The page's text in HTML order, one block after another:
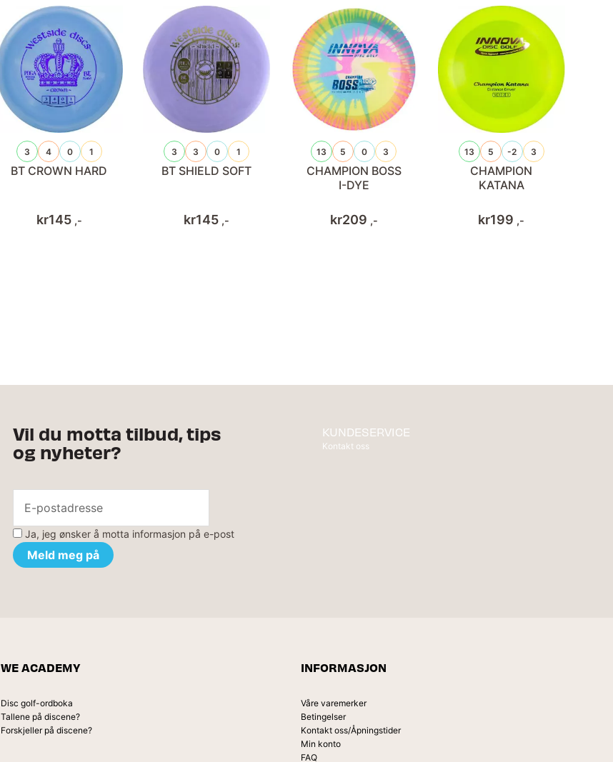
3 4 0 1
BT CROWN HARD
kr145 ,-
3 3 0 1
BT SHIELD SOFT
kr145 ,-
13 5 0 3
CHAMPION BOSS
I-DYE
kr209 ,-
13 5 -2 3
CHAMPION
KATANA
kr199 ,-
Vil du motta tilbud, tips
og nyheter?
Ja, jeg ønsker å motta informasjon på e-post
KUNDESERVICE
Kontakt oss
WE ACADEMY
Disc golf-ordboka
Tallene på discene?
Forskjeller på discene?
INFORMASJON
Våre varemerker
Betingelser
Kontakt oss/Åpningstider
Min konto
FAQ